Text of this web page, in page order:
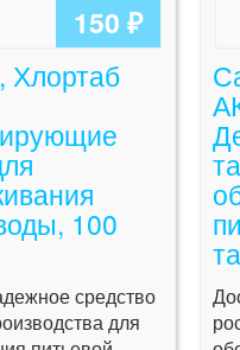
150 ₽
Хлортаб
100
средство
для